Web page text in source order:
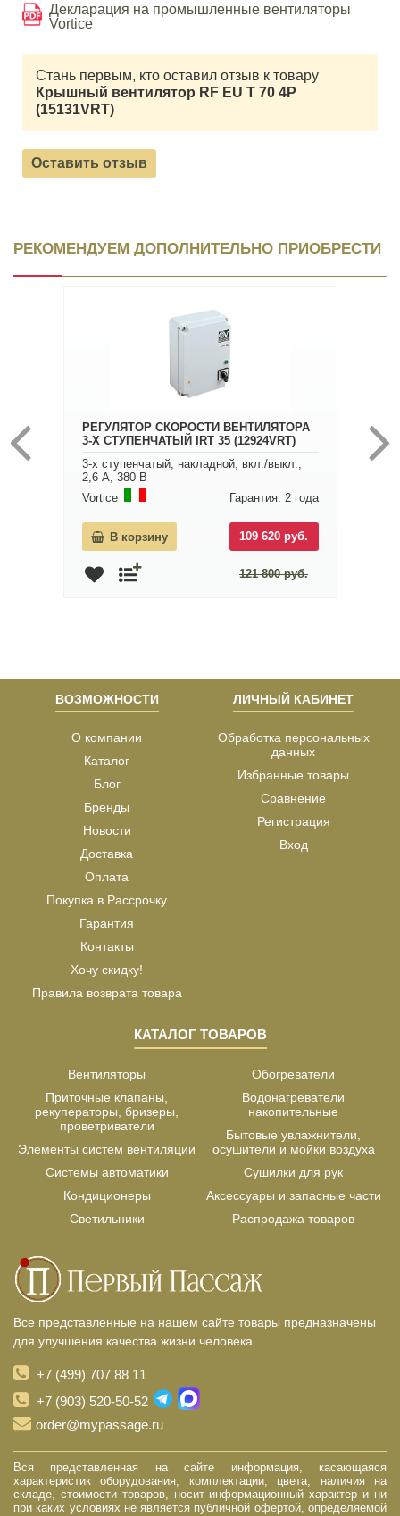
Декларация на промышленные вентиляторы
Vortice
Стань первым, кто оставил отзыв к товару
Крышный вентилятор RF EU T 70 4P
(15131VRT)
Оставить отзыв
РЕКОМЕНДУЕМ ДОПОЛНИТЕЛЬНО ПРИОБРЕСТИ
РЕГУЛЯТОР СКОРОСТИ ВЕНТИЛЯТОРА
3-Х СТУПЕНЧАТЫЙ IRT 35 (12924VRT)
3-х ступенчатый, накладной, вкл./выкл.,
2,6 А, 380 В
Vortice
Гарантия: 2 года
109 620 руб.
121 800 руб.
В корзину
ВОЗМОЖНОСТИ
О компании
Каталог
Блог
Бренды
Новости
Доставка
Оплата
Покупка в Рассрочку
Гарантия
Контакты
Хочу скидку!
Правила возврата товара
ЛИЧНЫЙ КАБИНЕТ
Обработка персональных
данных
Избранные товары
Сравнение
Регистрация
Вход
КАТАЛОГ ТОВАРОВ
Вентиляторы
Приточные клапаны,
рекуператоры, бризеры,
проветриватели
Элементы систем вентиляции
Системы автоматики
Кондиционеры
Светильники
Обогреватели
Водонагреватели
накопительные
Бытовые увлажнители,
осушители и мойки воздуха
Сушилки для рук
Аксессуары и запасные части
Распродажа товаров
Все представленные на нашем сайте товары предназначены
для улучшения качества жизни человека.
+7 (499) 707 88 11
+7 (903) 520-50-52
order@mypassage.ru
Вся представленная на сайте информация, касающаяся
характеристик оборудования, комплектации, цвета, наличия на
складе, стоимости товаров, носит информационный характер и ни
при каких условиях не является публичной офертой, определяемой